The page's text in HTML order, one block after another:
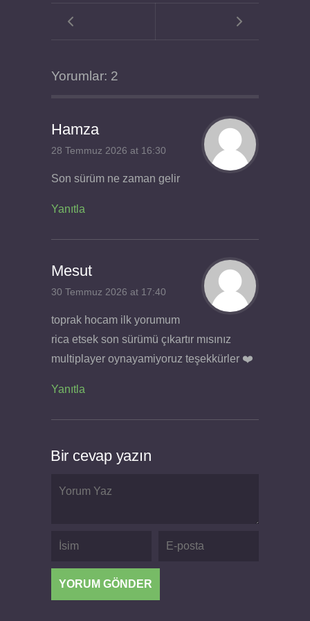
Yorumlar: 2
Hamza
28 Temmuz 2026 at 16:30
Son sürüm ne zaman gelir
Yanıtla
Mesut
30 Temmuz 2026 at 17:40
toprak hocam ilk yorumum
rica etsek son sürümü çıkartır mısınız
multiplayer oynayamiyoruz teşekkürler ❤️
Yanıtla
Bir cevap yazın